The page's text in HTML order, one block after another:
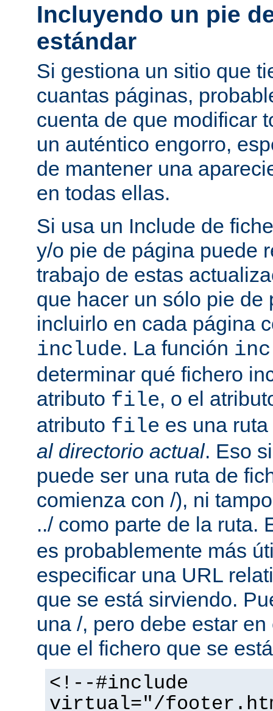
Incluyendo un pie
estándar
Si gestiona un sitio que
cuantas páginas,
cuenta de que modificar
un auténtico engorro,
de mantener una
en todas ellas.
Si usa un Include de
y/o pie de página puede
trabajo de estas
que hacer un sólo pie de
incluirlo en cada página
include. La función
determinar qué fichero
atributo file, o el
atributo file es una
al directorio actual. Eso
puede ser una ruta de
comienza con /), ni
../ como parte de la ruta.
es probablemente más
especificar una URL
que se está sirviendo.
una /, pero debe estar
que el fichero que se
<!--#include
virtual="/